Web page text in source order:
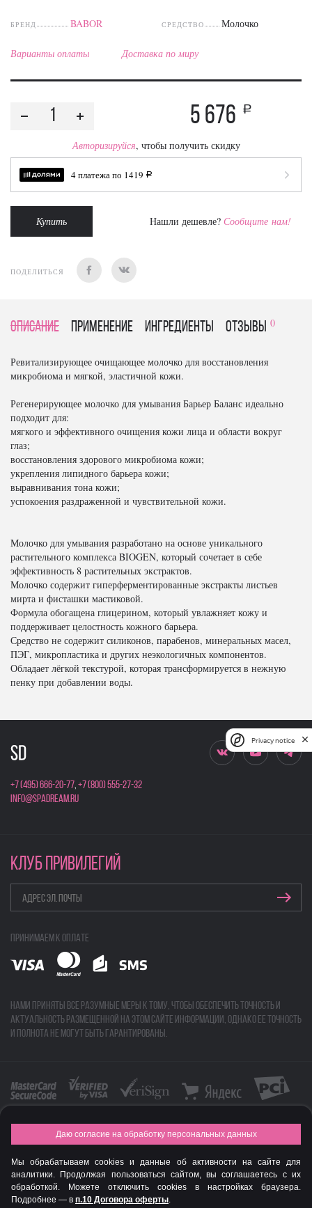
БРЕНД BABOR СРЕДСТВО Молочко
Варианты оплаты Доставка по миру
5 676 a
Авторизируйся, чтобы получить скидку
4 платежа по 1419 a
Купить Нашли дешевле? Сообщите нам!
ПОДЕЛИТЬСЯ
Описание Применение Ингредиенты отзывы 0
Ревитализирующее очищающее молочко для восстановления
микробиома и мягкой, эластичной кожи.
Регенерирующее молочко для умывания Барьер Баланс идеально
подходит для:
мягкого и эффективного очищения кожи лица и области вокруг
глаз;
восстановления здорового микробиома кожи;
укрепления липидного барьера кожи;
выравнивания тона кожи;
успокоения раздраженной и чувствительной кожи.
Молочко для умывания разработано на основе уникального
растительного комплекса BIOGEN, который сочетает в себе
эффективность 8 растительных экстрактов.
Молочко содержит гиперферментированные экстракты листьев
мирта и фисташки мастиковой.
Формула обогащена глицерином, который увлажняет кожу и
поддерживает целостность кожного барьера.
Средство не содержит силиконов, парабенов, минеральных масел,
ПЭГ, микропластика и других неэкологичных компонентов.
Обладает лёгкой текстурой, которая трансформируется в нежную
пенку при добавлении воды.
+7 (495) 666-20-77,+7 (800) 555-27-32
info@spadream.ru
КЛУБ ПРИВИЛЕГИЙ
Принимаем к оплате
Нами приняты все разумные меры к тому, чтобы обеспечить точность и
актуальность размещенной на этом сайте информации, однако ее точность
и полнота не могут быть гарантированы.
FASHION NEW YEAR AWARDS 2015
© Интернет-магазин профессиональной косметики Spadream
Авторизируйся, чтобы получить скидку
Privacy notice
Даю согласие на обработку персональных данных
Мы обрабатываем cookies и данные об активности на сайте для
аналитики. Продолжая пользоваться сайтом, вы соглашаетесь с их
обработкой. Можете отключить cookies в настройках браузера.
Подробнее — в п.10 Договора оферты.